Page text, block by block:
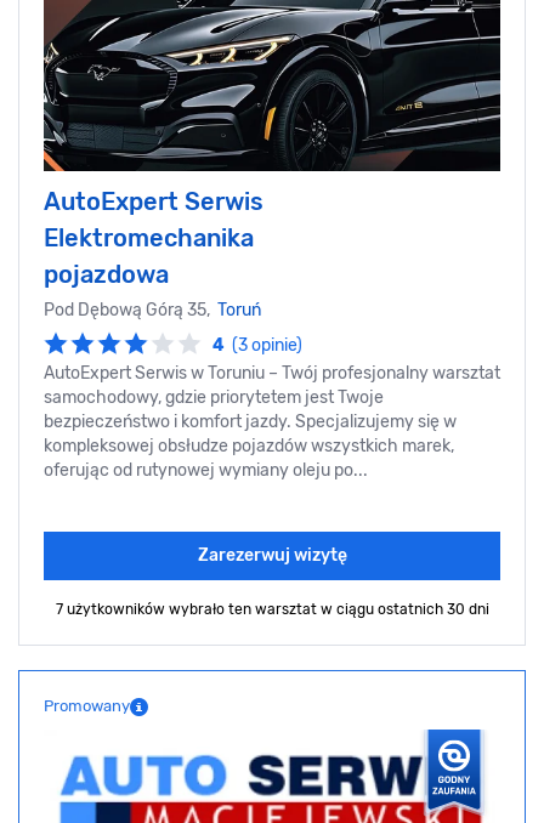
AutoExpert Serwis
Elektromechanika
pojazdowa
Pod Dębową Górą 35, Toruń
4 (3 opinie)
AutoExpert Serwis w Toruniu – Twój profesjonalny warsztat
samochodowy, gdzie priorytetem jest Twoje
bezpieczeństwo i komfort jazdy. Specjalizujemy się w
kompleksowej obsłudze pojazdów wszystkich marek,
oferując od rutynowej wymiany oleju po...
Zarezerwuj wizytę
7 użytkowników wybrało ten warsztat w ciągu ostatnich 30 dni
Promowany